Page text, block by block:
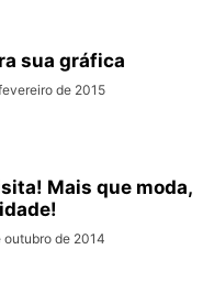
sua gráfica
de 2015
Mais que moda,
outubro de 2014